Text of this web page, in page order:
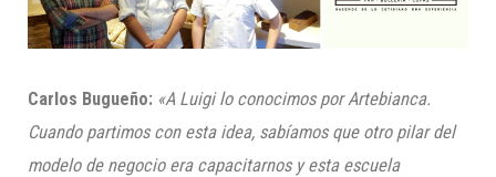
Carlos Bugueño: «A Luigi lo conocimos por Artebianca.
Cuando partimos con esta idea, sabíamos queotro pilar del
modelo de negocio era capacitarnos y esta escuela